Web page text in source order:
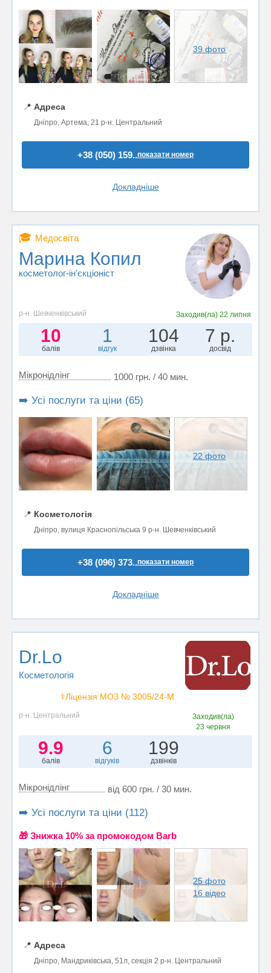
39 фото
📍 Адреса
Дніпро, Артема, 21 р-н. Центральний
+38 (050) 159..показати номер
Докладніше
🎓 Медосвіта
Марина Копил
косметолог-ін'єкціоніст
р-н. Шевченківський Заходив(ла) 22 липня
10
балів
1
відгук
104
дзвінка
7 р.
досвід
Мікронідлінг 1000 грн. / 40 мин.
➡️ Усі послуги та ціни (65)
22 фото
📍 Косметологія
Дніпро, вулиця Краснопільська 9 р-н. Шевченківський
+38 (096) 373..показати номер
Докладніше
Dr.Lo
Косметологія
⚕️Ліцензія МОЗ № 3005/24-М
р-н. Центральний
Заходив(ла)
23 червня
9.9
балів
6
відгуків
199
дзвінків
Мікронідлінг від 600 грн. / 30 мин.
➡️ Усі послуги та ціни (112)
🎁 Знижка 10% за промокодом Barb
25 фото
16 відео
📍 Адреса
Дніпро, Мандриківська, 51л, секція 2 р-н. Центральний